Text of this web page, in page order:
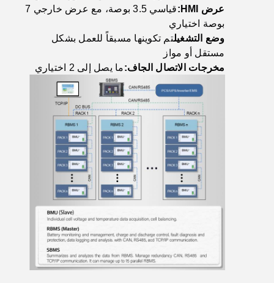
عرض HMI:
قياسي 3.5 بوصة، مع عرض خارجي 7
بوصة اختياري
وضع التشغيلتم تكوينها مسبقاً للعمل بشكل
مستقل أو مواز
مخرجات الاتصال الجاف:ما يصل إلى 2 اختياري